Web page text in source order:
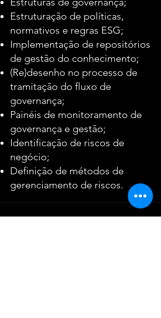
Estruturação de políticas,
normativos e regras ESG;
Implementação de repositórios
de gestão do conhecimento;
(Re)desenho no processo de
tramitação do fluxo de
governança;
Painéis de monitoramento de
governança e gestão;
Identificação de riscos de
negócio;
Definição de métodos de
gerenciamento de riscos.